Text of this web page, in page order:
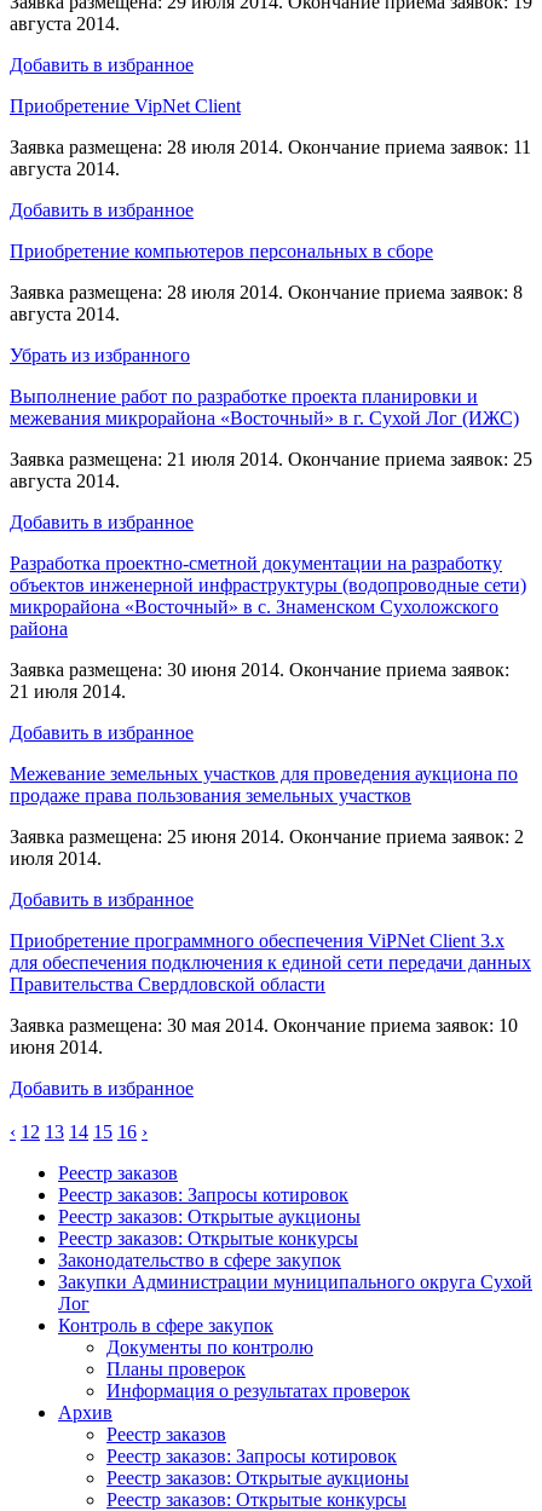
августа 2014.
Добавить в избранное
Приобретение VipNet Client
Заявка размещена: 28 июля 2014. Окончание приема заявок: 11
августа 2014.
Добавить в избранное
Приобретение компьютеров персональных в сборе
Заявка размещена: 28 июля 2014. Окончание приема заявок: 8
августа 2014.
Убрать из избранного
Выполнение работ по разработке проекта планировки и
межевания микрорайона «Восточный» в г. Сухой Лог (ИЖС)
Заявка размещена: 21 июля 2014. Окончание приема заявок: 25
августа 2014.
Добавить в избранное
Разработка проектно-сметной документации на разработку
объектов инженерной инфраструктуры (водопроводные сети)
микрорайона «Восточный» в с. Знаменском Сухоложского
района
Заявка размещена: 30 июня 2014. Окончание приема заявок:
21 июля 2014.
Добавить в избранное
Межевание земельных участков для проведения аукциона по
продаже права пользования земельных участков
Заявка размещена: 25 июня 2014. Окончание приема заявок: 2
июля 2014.
Добавить в избранное
Приобретение программного обеспечения ViPNet Client 3.x
для обеспечения подключения к единой сети передачи данных
Правительства Свердловской области
Заявка размещена: 30 мая 2014. Окончание приема заявок: 10
июня 2014.
Добавить в избранное
‹ 12 13 14 15 16 ›
Реестр заказов
Реестр заказов: Запросы котировок
Реестр заказов: Открытые аукционы
Реестр заказов: Открытые конкурсы
Законодательство в сфере закупок
Закупки Администрации муниципального округа Сухой
Лог
Контроль в сфере закупок
Документы по контролю
Планы проверок
Информация о результатах проверок
Архив
Реестр заказов
Реестр заказов: Запросы котировок
Реестр заказов: Открытые аукционы
Реестр заказов: Открытые конкурсы